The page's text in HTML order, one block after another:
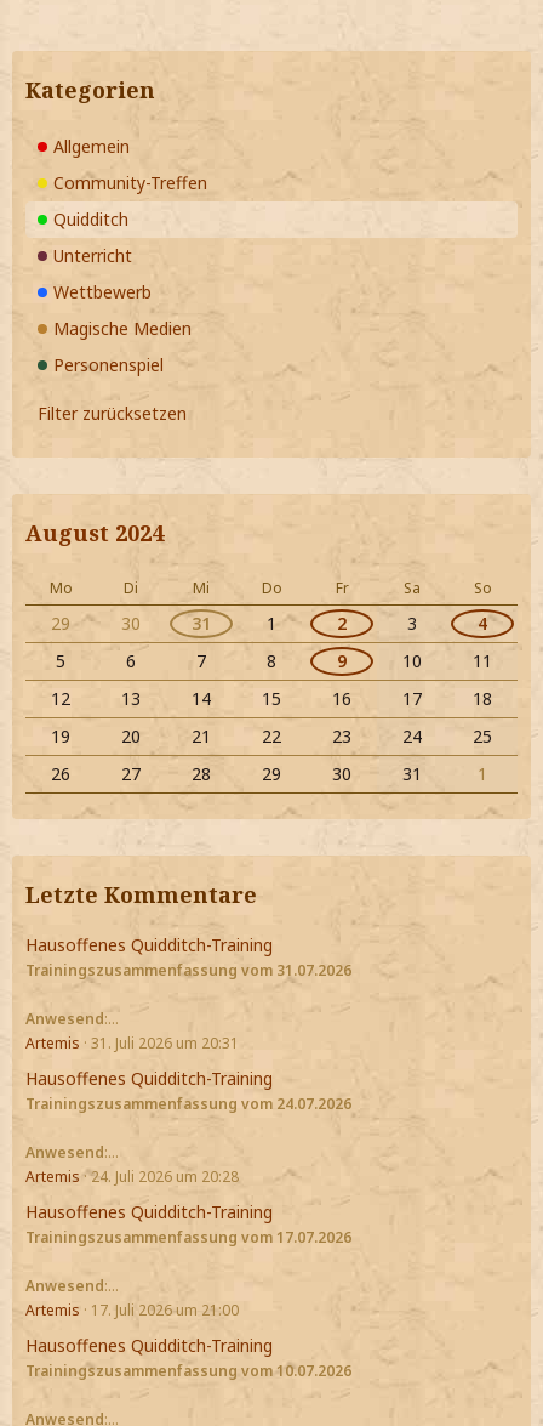
Kategorien
Allgemein
Community-Treffen
Quidditch
Unterricht
Wettbewerb
Magische Medien
Personenspiel
Filter zurücksetzen
August 2024
Mo Di Mi Do Fr Sa So
29 30 31 1 2 3
4
5
6 7 8 9 10
11
12
13 14 15 16 17
18
19
20 21 22 23 24
25
26
27 28 29 30 31 1
Letzte Kommentare
Hausoffenes Quidditch-Training
Trainingszusammenfassung vom 31.07.2026
Anwesend:…
Artemis 31. Juli 2026 um 20:31
Hausoffenes Quidditch-Training
Trainingszusammenfassung vom 24.07.2026
Anwesend:…
Artemis 24. Juli 2026 um 20:28
Hausoffenes Quidditch-Training
Trainingszusammenfassung vom 17.07.2026
Anwesend:…
Artemis
17. Juli 2026 um 21:00
Hausoffenes Quidditch-Training
Trainingszusammenfassung vom 10.07.2026
Anwesend:…